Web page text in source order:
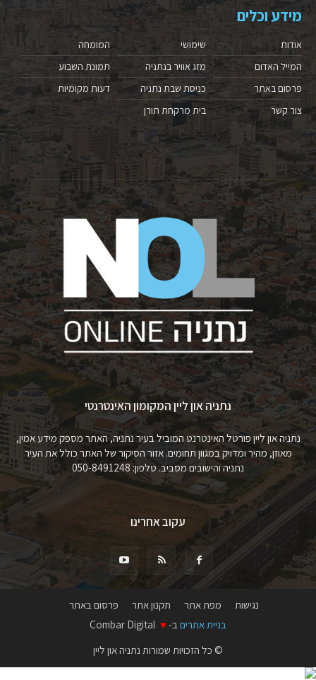
מידע וכלים
אודות
המייל האדום
פרסום באתר
צור קשר
שימושי
מזג אוויר בנתניה
כניסת שבת נתניה
בית מרקחת תורן
המומחה
תמונת השבוע
דעות מקומיות
נתניה און ליין המקומון האינטרנטי
נתניה און ליין פורטל האינטרנט המוביל בעיר נתניה, האתר מספק מידע אמין,
מאוזן, מהיר ומדויק במגוון תחומים. אזור הסיקור של האתר כולל את העיר
נתניה והישובים מסביב. טלפון: 050-8491248
עקוב אחרינו
נגישות מפת אתר תקנון אתר
פרסום באתר
בניית אתרים ב- ♥
© כל הזכויות שמורות נתניה און ליין